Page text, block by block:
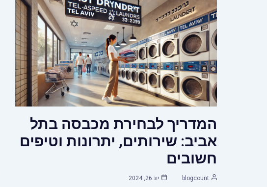
המדריך לבחירת מכבסה בתל
אביב: שירותים, יתרונות וטיפים
חשובים
blogcount יונ 26, 2024